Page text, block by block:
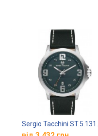
Sergio Tacchini